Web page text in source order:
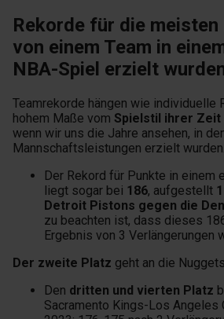
Rekorde für die meisten
von einem Team in
NBA-Spiel erzielt
Teamrekorde hängen wie individuelle
hohem Maße vom Spielstil ihrer Zeit
wenn wir uns die Jahre ansehen, in
Mannschaftsleistungen erzielt wurden.
Der Rekord für Punkte in einem
liegt sogar bei 186, aufgestellt
Detroit Pistons gegen die
zu beachten ist, dass dieses
Ergebnis von 3 Verlängerungen
Der zweite Platz geht an die
Den dritten und vierten Platz
Sacramento Kings-Los Angeles